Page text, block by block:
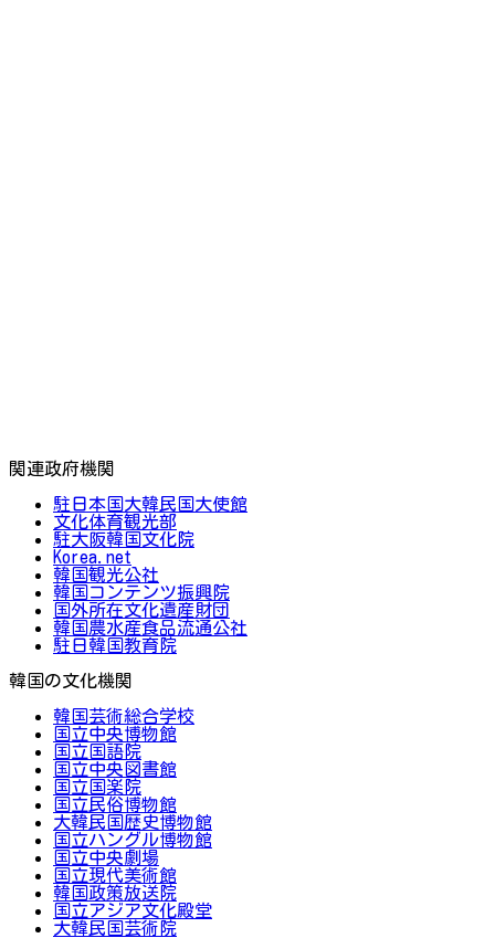
関連政府機関
駐日本国大韓民国大使館
文化体育観光部
駐大阪韓国文化院
Korea.net
韓国観光公社
韓国コンテンツ振興院
国外所在文化遺産財団
韓国農水産食品流通公社
駐日韓国教育院
韓国の文化機関
韓国芸術総合学校
国立中央博物館
国立国語院
国立中央図書館
国立国楽院
国立民俗博物館
大韓民国歴史博物館
国立ハングル博物館
国立中央劇場
国立現代美術館
韓国政策放送院
国立アジア文化殿堂
大韓民国芸術院